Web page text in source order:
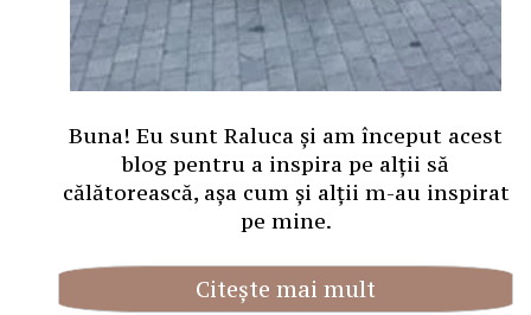
Buna! Eu sunt Raluca și am început acest
blog pentru a inspira pe alții să
călătorească, așa cum și alții m-au inspirat
pe mine.
Citește mai mult